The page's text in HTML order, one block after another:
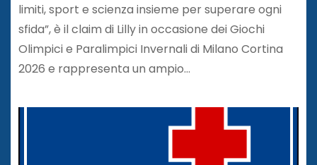
limiti, sport e scienza insieme per superare ogni
sfida”, è il claim di Lilly in occasione dei Giochi
Olimpici e Paralimpici Invernali di Milano Cortina
2026 e rappresenta un ampio…